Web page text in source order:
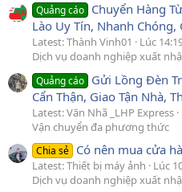
Quảng cáo Chuyển Hàng
Lào Uy Tín, Nhanh Chóng,
Latest: Thành Vinh01
Lúc
Dịch vụ doanh nghiệp xuất
Quảng cáo Gửi Lồng Đèn
Cẩn Thận, Giao Tận Nhà,
Latest: Văn Nhã _LHP Express
Vận chuyển đa phương thức
Chia sẻ Có nên mua cửa
Latest: Thiết bị máy ảnh
Lúc
Dịch vụ doanh nghiệp xuất